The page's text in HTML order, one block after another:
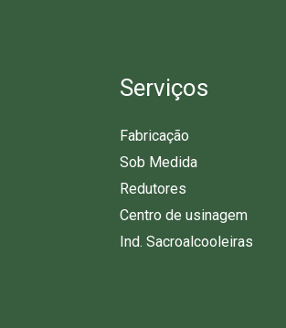
Serviços
Fabricação
Sob Medida
Redutores
Centro de usinagem
Ind. Sacroalcooleiras